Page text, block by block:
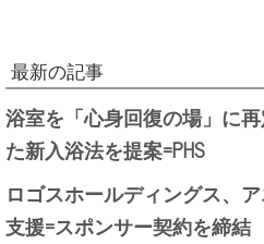
最新の記事
浴室を「心身回復の場」に
た新入浴法を提案=PHS
ロゴスホールディングス、
支援=スポンサー契約を締結